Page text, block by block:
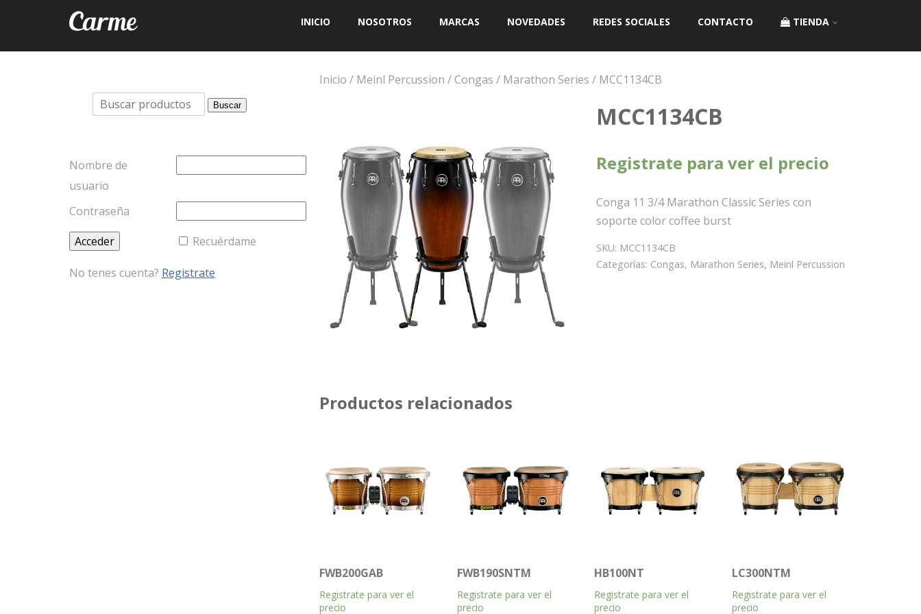
INICIO NOSOTROS MARCAS NOVEDADES REDES SOCIALES CONTACTO TIENDA
Inicio / Meinl Percussion /Congas / Marathon Series / MCC1134CB
MCC1134CB
Registrate para ver el precio
Conga 11 3/4 Marathon Classic Series con
soporte color coffee burst
SKU: MCC1134CB
Categorías: Congas, Marathon Series, Meinl Percussion
Productos relacionados
FWB200GAB
Registrate para ver el
precio
FWB190SNTM
Registrate para ver el
precio
HB100NT
Registrate para ver el
precio
LC300NTM
Registrate para ver el
precio
Buscar
por:
Buscar
Nombre de
usuario
Contraseña
Recuérdame
No tenes cuenta? Registrate